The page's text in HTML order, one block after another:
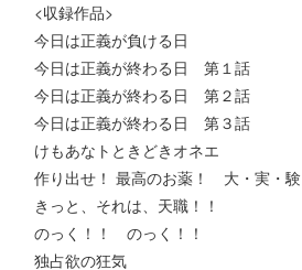
<収録作品>
今日は正義が負ける日
今日は正義が終わる日 第１話
今日は正義が終わる日 第２話
今日は正義が終わる日 第３話
けもあなトときどきオネエ
作り出せ！ 最高のお薬！ 大・実・験
きっと、それは、天職！！
のっく！！ のっく！！
独占欲の狂気